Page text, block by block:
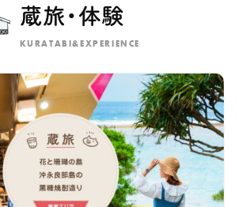
蔵旅・体験
KURATABI&EXPERIENCE